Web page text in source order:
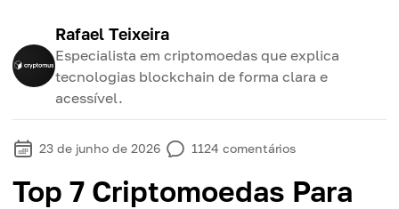
Rafael Teixeira
Especialista em criptomoedas que explica
tecnologias blockchain de forma clara e
acessível.
23 de junho de 2026 1124 comentários
Top 7 Criptomoedas Para